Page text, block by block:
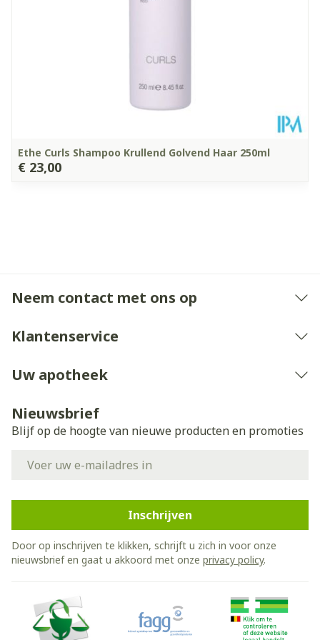
Ethe Curls Shampoo Krullend Golvend Haar 250ml
€ 23,00
Neem contact met ons op
Klantenservice
Uw apotheek
Nieuwsbrief
Blijf op de hoogte van nieuwe producten en promoties
Inschrijven
Door op inschrijven te klikken, schrijft u zich in voor onze
nieuwsbrief en gaat u akkoord met onze privacy policy.